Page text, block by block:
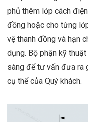
phủ thêm lớp cách
đồng hoặc cho từng
vệ thanh đồng và hạn
dụng. Bộ phận kỹ
sàng để tư vấn đưa ra
cụ thể của Quý khách.